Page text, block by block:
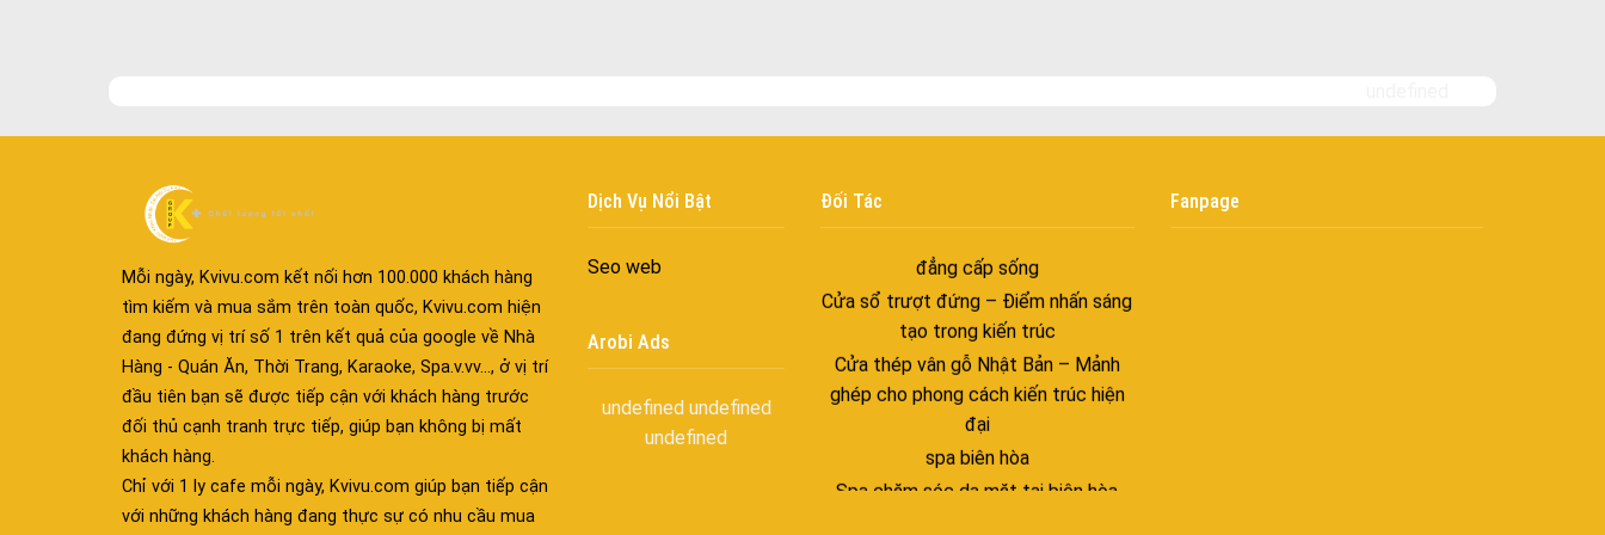
Mỗi ngày, Kvivu.com kết nối hơn 100.000 khách hàng
tìm kiếm và mua sắm trên toàn quốc, Kvivu.com hiện
đang đứng vị trí số 1 trên kết quả của google về Nhà
Hàng - Quán Ăn, Thời Trang, Karaoke, Spa.v.vv..., ở vị trí
đầu tiên bạn sẽ được tiếp cận với khách hàng trước
đối thủ cạnh tranh trực tiếp, giúp bạn không bị mất
khách hàng.
Chỉ với 1 ly cafe mỗi ngày, Kvivu.com giúp bạn tiếp cận
với những khách hàng đang thực sự có nhu cầu mua
Dịch Vụ Nổi Bật
Seo web
Arobi Ads
undefined undefined
undefined
Đối Tác
Cửa sổ trượt đứng – Điểm nhấn sáng
tạo trong kiến trúc
Cửa thép vân gỗ Nhật Bản – Mảnh
ghép cho phong cách kiến trúc hiện
đại
spa biên hòa
Spa chăm sóc da mặt tại biên hòa
Fanpage